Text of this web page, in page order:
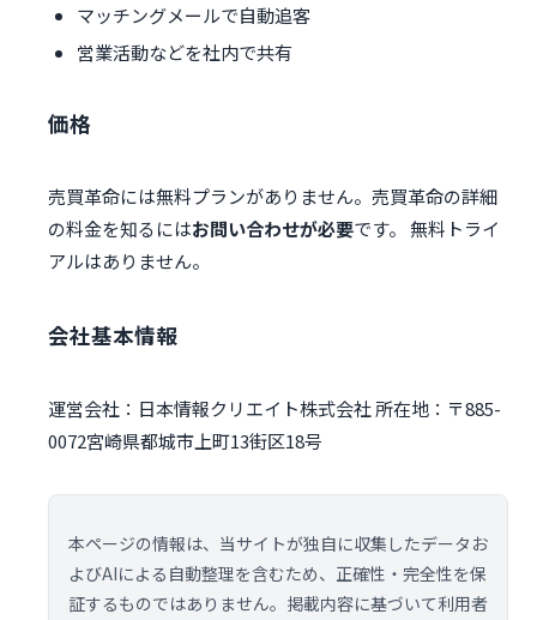
マッチングメールで自動追客
営業活動などを社内で共有
価格
売買革命には無料プランがありません。売買革命の詳細
の料金を知るにはお問い合わせが必要です。 無料トライ
アルはありません。
会社基本情報
運営会社：日本情報クリエイト株式会社 所在地：〒885-
0072宮崎県都城市上町13街区18号
本ページの情報は、当サイトが独自に収集したデータお
よびAIによる自動整理を含むため、正確性・完全性を保
証するものではありません。掲載内容に基づいて利用者